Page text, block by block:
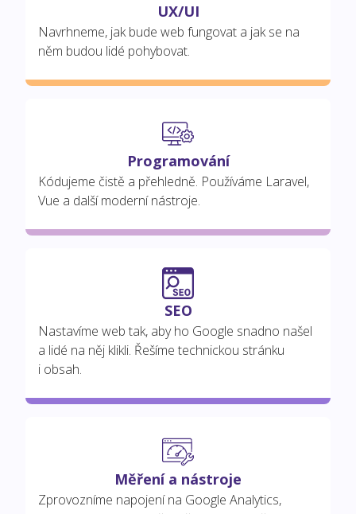
UX/UI
Navrhneme, jak bude web fungovat a jak se na
něm budou lidé pohybovat.
Programování
Kódujeme čistě a přehledně. Používáme Laravel,
Vue a další moderní nástroje.
SEO
Nastavíme web tak, aby ho Google snadno našel
a lidé na něj klikli. Řešíme technickou stránku
i obsah.
Měření a nástroje
Zprovozníme napojení na Google Analytics,